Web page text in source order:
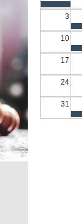
3
10
17
24
31